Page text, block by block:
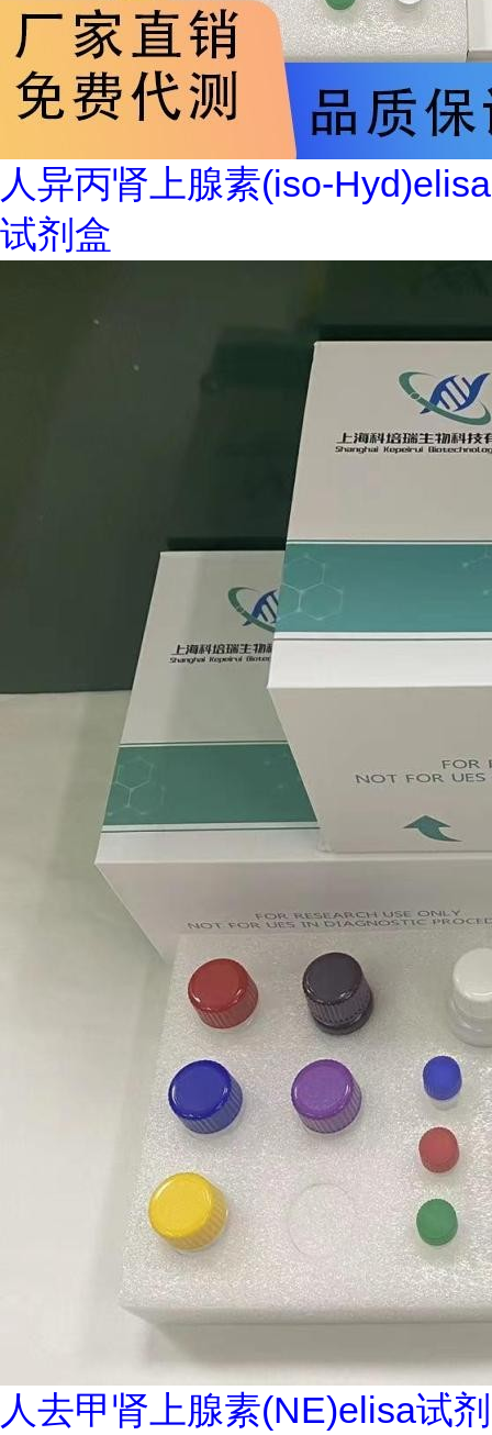
人异丙肾上腺素(iso-Hyd)elisa
试剂盒
人去甲肾上腺素(NE)elisa试剂